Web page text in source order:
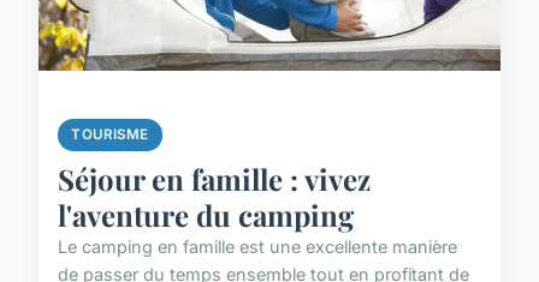
TOURISME
Séjour en famille : vivez
l'aventure du camping
Le camping en famille est une excellente manière
de passer du temps ensemble tout en profitant de